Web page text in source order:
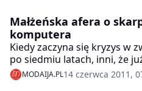
Małżeńska afera o
komputera
Kiedy zaczyna się kryzys w
po siedmiu latach, inni, że
Doświadczone pary zgodnie
bezgraniczne zauroczenie
MODAIJA.PL14 czerwca 2011,